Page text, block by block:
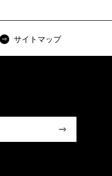
サイトマップ